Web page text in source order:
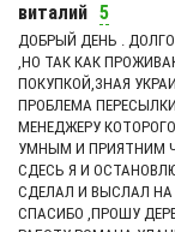
виталий 5
ДОБРЫЙ ДЕНЬ .
,НО ТАК КАК
ПОКУПКОЙ,ЗНАЯ
ПРОБЛЕМА
МЕНЕДЖЕРУ
УМНЫМ И ПРИЯТНИМ
СДЕСЬ Я И
СДЕЛАЛ И ВЫСЛАЛ
СПАСИБО ,ПРОШУ